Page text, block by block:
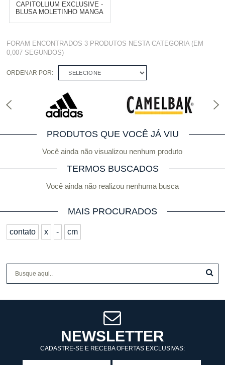
CAPITOLLIUM EXCLUSIVE -
BLUSA MOLETINHO MANGA
Varejo: R$ 4.050,70
Atacado: R$ 2.550,90
10 x de R$ 255,09
BLUSAS
FORAM ENCONTRADOS 3 PRODUTOS NESTA CATEGORIA (EM
0,007 SEGUNDOS)
ORDENAR POR: SELECIONE
PRODUTOS QUE VOCÊ JÁ VIU
Você ainda não visualizou nenhum produto
TERMOS BUSCADOS
Você ainda não realizou nenhuma busca
MAIS PROCURADOS
contato x - cm
NEWSLETTER
CADASTRE-SE E RECEBA OFERTAS EXCLUSIVAS: